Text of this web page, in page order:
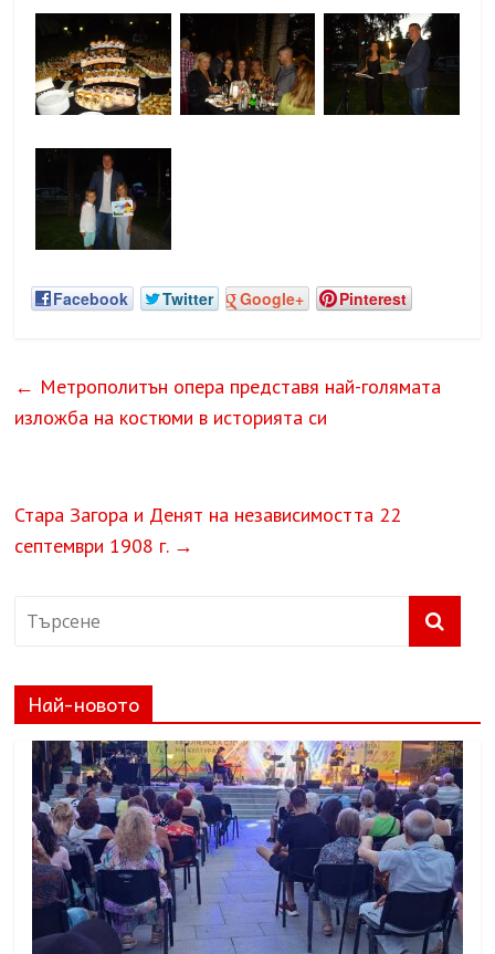
Facebook Twitter Google+ Pinterest
← Метрополитън oпера представя най-голямата
изложба на костюми в историята си
Стара Загора и Денят на независимостта 22
септември 1908 г. →
Най-новото